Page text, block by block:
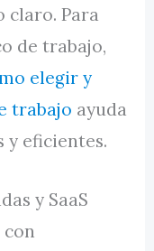
claro. Para
de trabajo,
elegir y
trabajo ayuda
y eficientes.
y SaaS